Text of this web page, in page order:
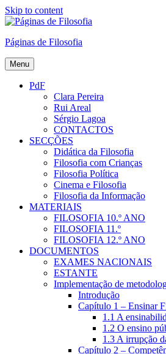
Skip to content
Páginas de Filosofia
Menu
PdF
Clara Pereira
Rui Areal
Sérgio Lagoa
CONTACTOS
SECÇÕES
Didática da Filosofia
Filosofia com Crianças
Filosofia Política
Cinema e Filosofia
Filosofia da Informação
MATERIAIS
FILOSOFIA 10.º ANO
FILOSOFIA 11.º
FILOSOFIA 12.º ANO
DOCUMENTOS
EXAMES NACIONAIS
ESTANTE
Implementação de
Introdução
Capítulo 1 – Ensinar
1.1 A
1.2 O ensino
1.3 A irrupção
Capítulo 2 –